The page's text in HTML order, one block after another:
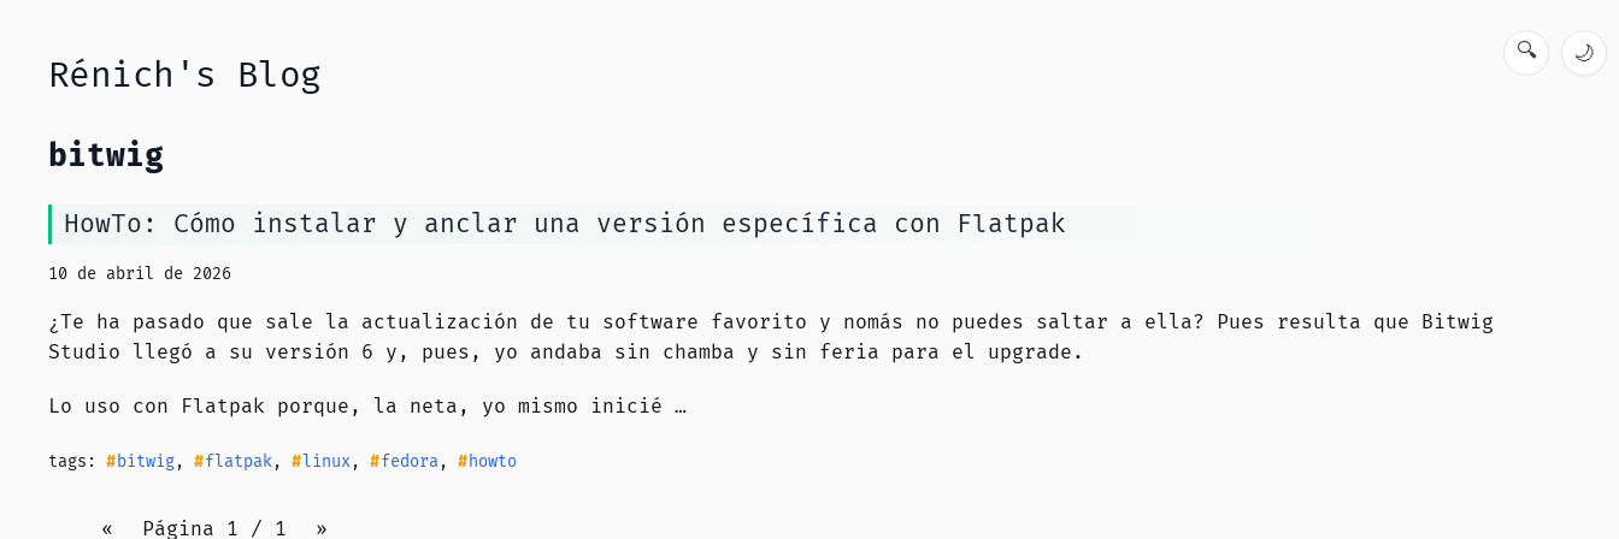
Rénich's Blog
🔍 🌙
bitwig
HowTo: Cómo instalar y anclar una versión específica con Flatpak
10 de abril de 2026
¿Te ha pasado que sale la actualización de tu software favorito y nomás no puedes saltar a ella? Pues resulta que Bitwig
Studio llegó a su versión 6 y, pues, yo andaba sin chamba y sin feria para el upgrade.
Lo uso con Flatpak porque, la neta, yo mismo inicié …
tags: bitwig, flatpak, linux, fedora , howto
« Página 1 / 1 »